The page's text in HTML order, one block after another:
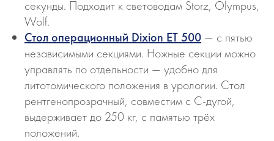
секунды. Подходит к световодам Storz, Olympus,
Wolf.
Стол операционный Dixion ET 500 — с пятью
независимыми секциями. Ножные секции можно
управлять по отдельности — удобно для
литотомического положения в урологии. Стол
рентгенопрозрачный, совместим с С-дугой,
выдерживает до 250 кг, с памятью трёх
положений.